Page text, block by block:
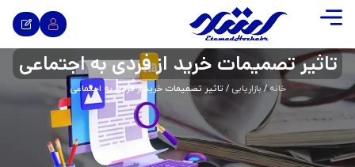
تاثیر تصمیمات خرید از فردی به اجتماعی
خانه/بازاریابی / تاثیر تصمیمات خرید از فردی به اجتماعی